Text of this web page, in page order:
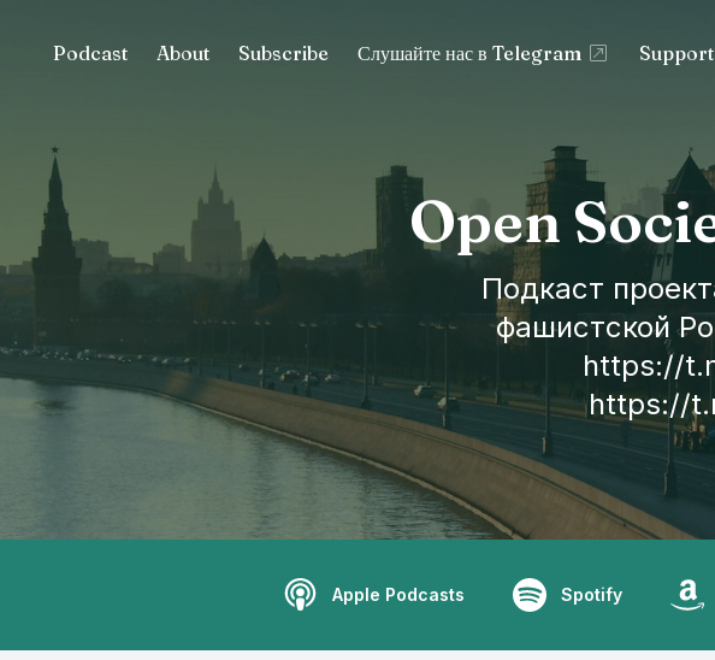
Podcast About Subscribe Слушайте нас в Telegram
Open
Подкаст
фашистской
https://
https://
Apple Podcasts Spotify